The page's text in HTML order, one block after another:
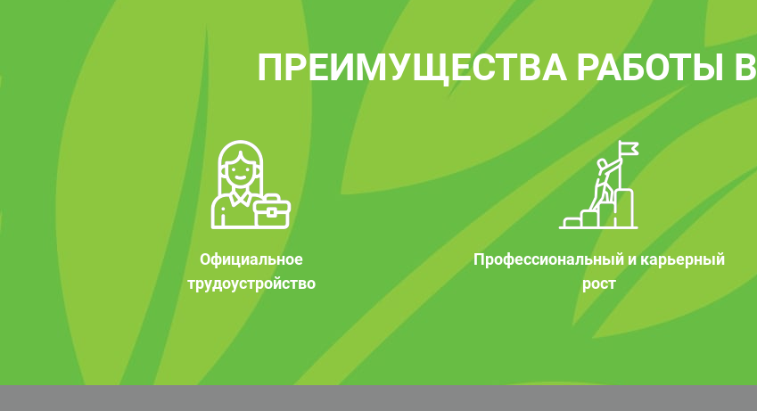
ПРЕИМУЩЕСТВА РАБОТЫ В
Официальное
трудоустройство
Профессиональный и карьерный
рост